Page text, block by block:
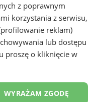
z poprawnym
korzystania z serwisu,
reklam)
lub dostępu
proszę o kliknięcie w
WYRAŻAM ZGODĘ